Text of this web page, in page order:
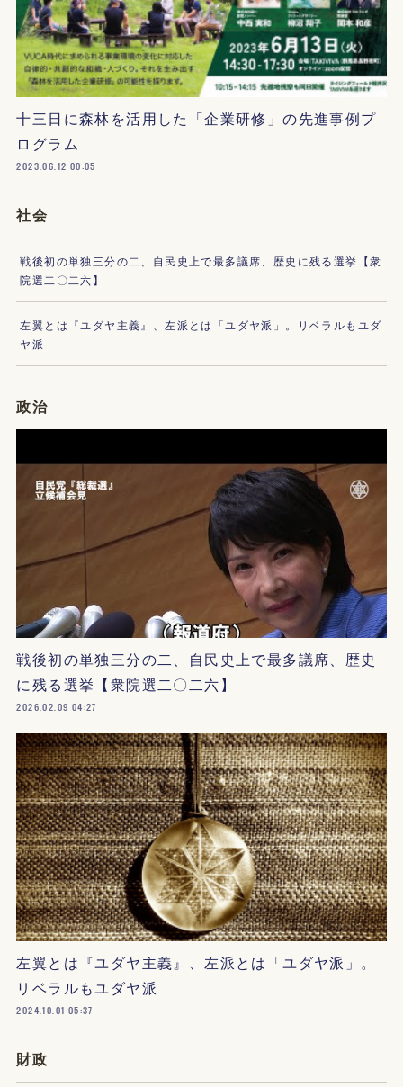
十三日に森林を活用した「企業研修」の先進事例プ
ログラム
2023.06.12 00:05
社会
戦後初の単独三分の二、自民史上で最多議席、歴史に残る選挙【衆
院選二〇二六】
左翼とは『ユダヤ主義』、左派とは「ユダヤ派」。リベラルもユダ
ヤ派
政治
戦後初の単独三分の二、自民史上で最多議席、歴史
に残る選挙【衆院選二〇二六】
2026.02.09 04:27
左翼とは『ユダヤ主義』、左派とは「ユダヤ派」。
リベラルもユダヤ派
2024.10.01 05:37
財政